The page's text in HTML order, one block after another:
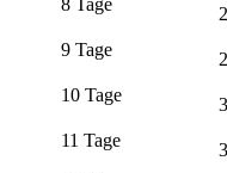
9 Tage
10 Tage
11 Tage